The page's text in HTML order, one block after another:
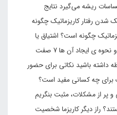
ریشه می‌گیرد نتایج
شدن رفتار کاریزماتیک چگونه
چگونه است؟ اشتیاق یا
اقتدار ویژگی های کاریزماتیک و نحوه ی ایجاد آن ها 7 صفت
داشته باشید نکاتی برای حضور
چه کسانی مفید است؟
پر از مشکلات، مثبت بنگریم
راز دیگر کاریزما شخصیت